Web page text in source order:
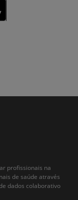
profissionais na
de saúde através
dados colaborativo